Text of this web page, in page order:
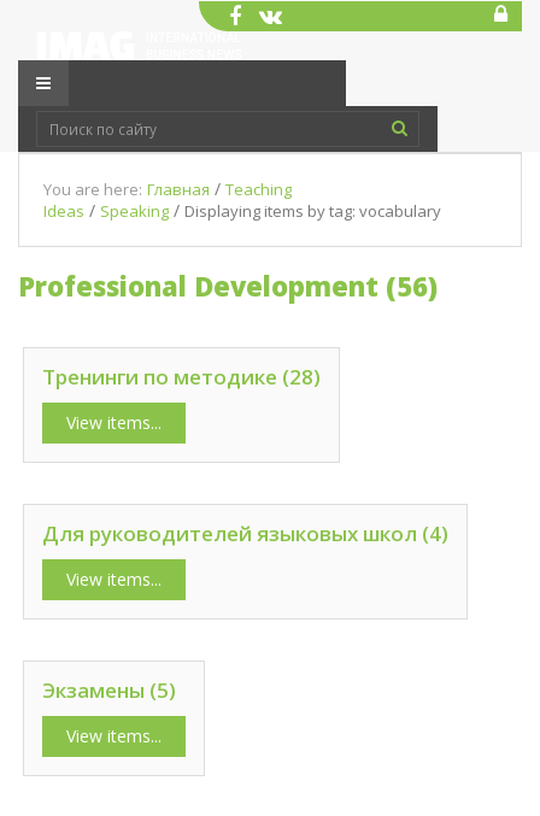
You are here: Главная / Teaching
Ideas / Speaking / Displaying items by tag: vocabulary
Professional Development (56)
Тренинги по методике (28)
View items...
Для руководителей языковых школ (4)
View items...
Экзамены (5)
View items...